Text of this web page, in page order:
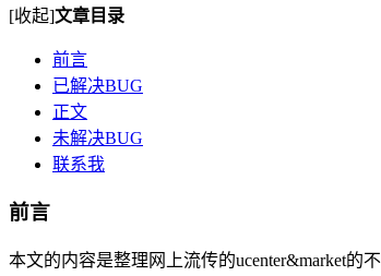
[收起]文章目录
前言
已解决BUG
正文
未解决BUG
联系我
前言
本文的内容是整理网上流传的ucenter&market